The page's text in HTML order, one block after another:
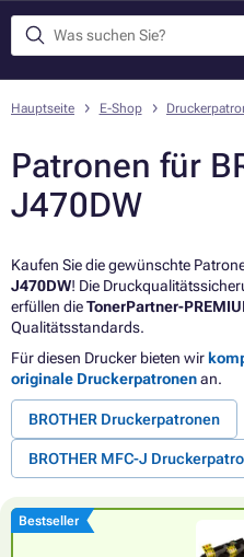
Hauptseite E-Shop
Patronen für
J470DW
Kaufen Sie die gewünschte
J470DW! Die
erfüllen dieTonerPartner-
Qualitätsstandards.
Für diesen Drucker bieten wir
originale Druckerpatronenan.
BROTHER Druckerpatronen
BROTHER MFC-J
Bestseller